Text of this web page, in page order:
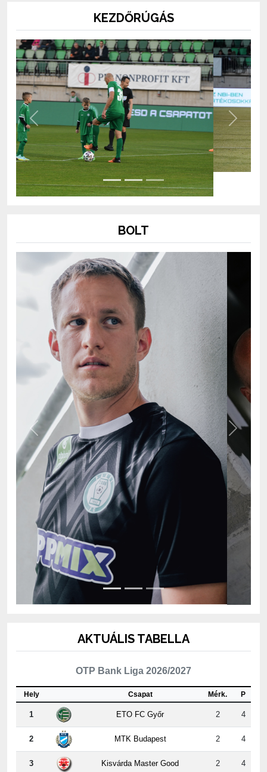
KEZDŐRÚGÁS
Previous Next
Previous Next
OTP Bank Liga 2026/2027
Csapat
1 ETO FC Győr 2 4
2 MTK Budapest 2 4
3 Kisvárda Master Good 2 4
4 Újpest FC 2 3